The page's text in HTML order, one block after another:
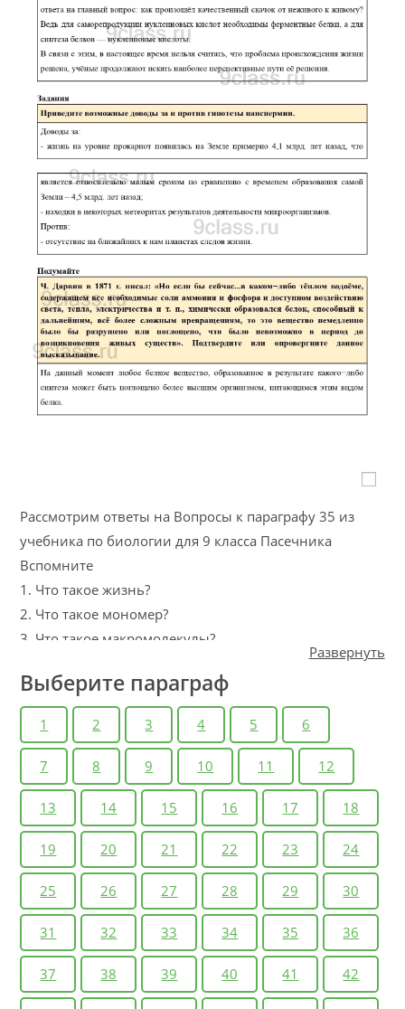
Развернуть
Рассмотрим ответы на Вопросы к параграфу 35 из
учебника по биологии для 9 класса Пасечника
Вспомните
1. Что такое жизнь?
2. Что такое мономер?
3. Что такое макромолекулы?
1. Почему представление о божественном
происхождении жизни нельзя ни подтвердить, ни
опровергнуть?
2. Каковы основные положения гипотезы А. И.
Опарина — Дж. Холдейна?
3. Какие экспериментальные доказательства можно
привести в подтверждение данной гипотезы?
4. Какие доводы приводят оппоненты, критикуя
гипотезу А. И. Опарина?
Задания
Приведите возможные доводы за и против гипотезы
панспермии.
Подумайте
Ч. Дарвин в 1871 г. писал: «Но если бы сейчас…в
Выберите параграф
1 2 3 4 5 6
7 8 9 10 11 12
13 14 15 16 17 18
19 20 21 22 23 24
25 26 27 28 29 30
31 32 33 34 35 36
37 38 39 40 41 42